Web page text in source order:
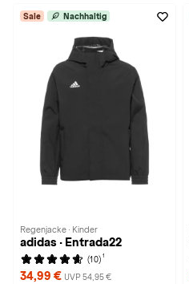
Sale Nachhaltig
Regenjacke · Kinder
adidas · Entrada22
(10) 1
34,99 € UVP 54,95 €